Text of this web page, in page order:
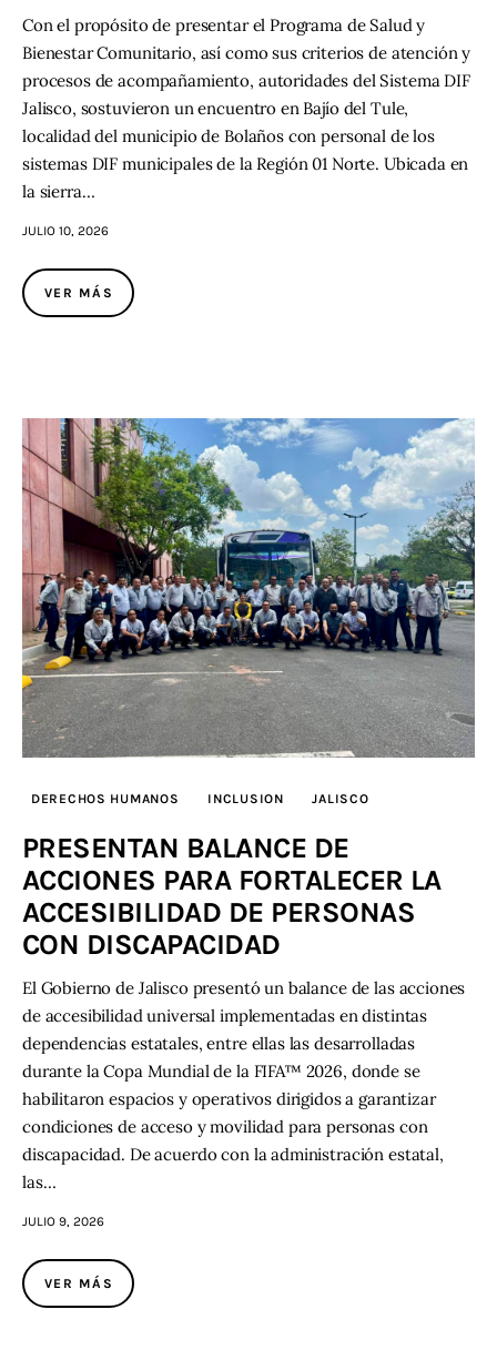
Con el propósito de presentar el Programa de Salud y
Bienestar Comunitario, así como sus criterios de atención y
procesos de acompañamiento, autoridades del Sistema DIF
Jalisco, sostuvieron un encuentro en Bajío del Tule,
localidad del municipio de Bolaños con personal de los
sistemas DIF municipales de la Región 01 Norte. Ubicada en
la sierra…
JULIO 10, 2026
VER MÁS
DERECHOS HUMANOS INCLUSION JALISCO
PRESENTAN BALANCE DE
ACCIONES PARA FORTALECER LA
ACCESIBILIDAD DE PERSONAS
CON DISCAPACIDAD
El Gobierno de Jalisco presentó un balance de las acciones
de accesibilidad universal implementadas en distintas
dependencias estatales, entre ellas las desarrolladas
durante la Copa Mundial de la FIFA™ 2026, donde se
habilitaron espacios y operativos dirigidos a garantizar
condiciones de acceso y movilidad para personas con
discapacidad. De acuerdo con la administración estatal,
las…
JULIO 9, 2026
VER MÁS